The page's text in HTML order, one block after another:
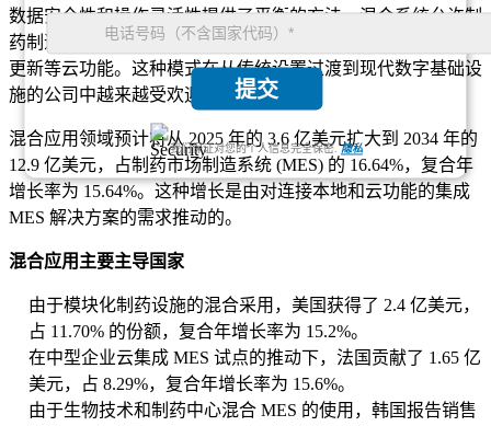
提交
我们保证对您的个人信息完全保密.隐私
数据安全性和操作灵活性提供了平衡的方法。混合系统允许制
药制造商维持本地数据处理，同时利用分析、远程访问和自动
更新等云功能。这种模式在从传统设置过渡到现代数字基础设
施的公司中越来越受欢迎。
混合应用领域预计将从 2025 年的 3.6 亿美元扩大到 2034 年的
12.9 亿美元，占制药市场制造系统 (MES) 的 16.64%，复合年
增长率为 15.64%。这种增长是由对连接本地和云功能的集成
MES 解决方案的需求推动的。
混合应用主要主导国家
由于模块化制药设施的混合采用，美国获得了 2.4 亿美元，
占 11.70% 的份额，复合年增长率为 15.2%。
在中型企业云集成 MES 试点的推动下，法国贡献了 1.65 亿
美元，占 8.29%，复合年增长率为 15.6%。
由于生物技术和制药中心混合 MES 的使用，韩国报告销售